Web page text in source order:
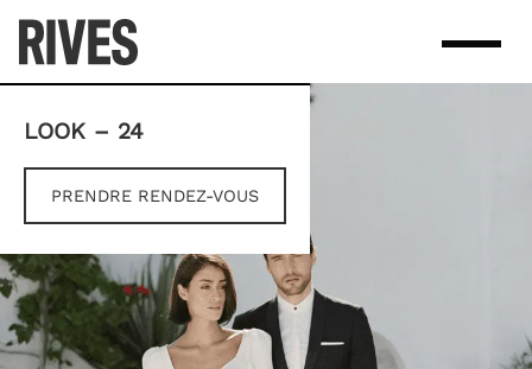
content
LOOK – 24
PRENDRE RENDEZ-VOUS